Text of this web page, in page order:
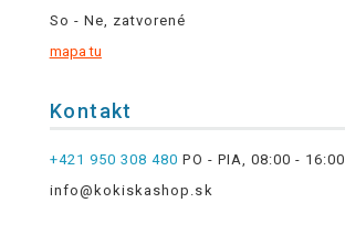
So - Ne, zatvorené
mapa tu
Kontakt
+421 950 308 480 PO - PIA, 08:00 - 16:00
info@kokiskashop.sk